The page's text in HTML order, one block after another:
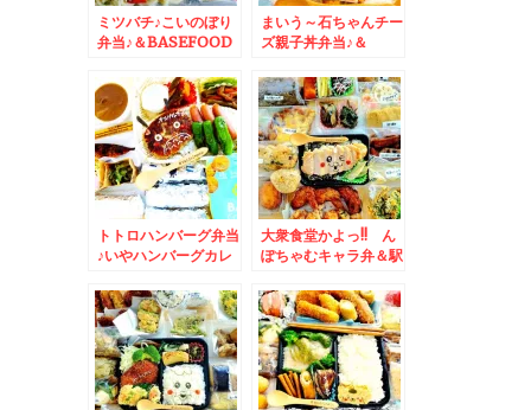
ミツバチ♪こいのぼり
弁当♪＆BASEFOOD
[BASE BREAD]生活
続けてますよ(*´艸`*)
まいう～石ちゃんチー
ズ親子丼弁当♪＆
ードさん[BASE
BREAD]で[Richi]が
でたぁ♪(*´艸`*)
トトロハンバーグ弁当
♪いやハンバーグカレ
FOOD」さんの
「BASE BREADのレ
ーズン」でたぁ(*´艸
`*)
大衆食堂かよっ!! ん
ぽちゃむキャラ弁＆駅
部「そばの合田」の
「もりそば駅弁」(*
´艸`*)できたてなのよ
～♪